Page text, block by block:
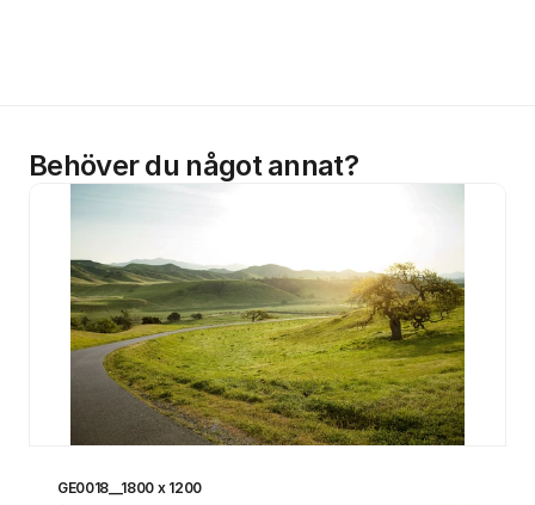
Behöver du något annat?
GE0018__1800 x 1200